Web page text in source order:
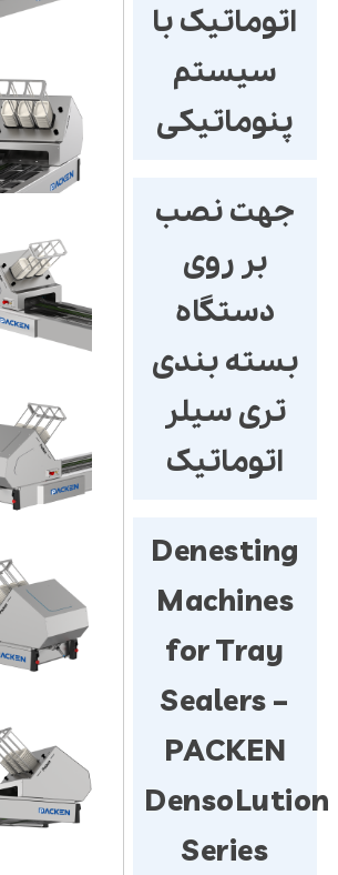
اتوماتیک با
سیستم
پنوماتیکی
جهت نصب
بر روی
دستگاه
بسته بندی
تری سیلر
اتوماتیک
Denesting
Machines
for Tray
Sealers –
PACKEN
DensoLution
Series